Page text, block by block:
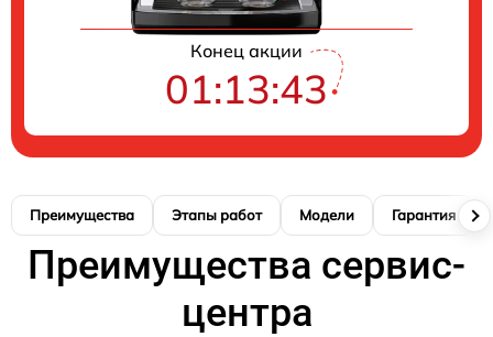
Конец акции
01:13:42
Преимущества Этапы работ Модели Гарантия
Преимущества сервис-
центра